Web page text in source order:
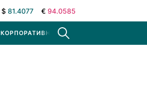
$ 81.4077 € 94.0585
КОРПОРАТИВНЫЕ НОВОСТИ